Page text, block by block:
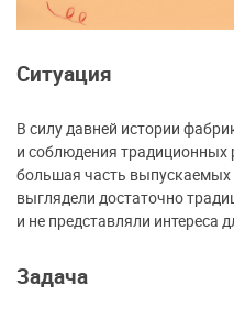
Ситуация
В силу давней истории
и соблюдения традиционных
большая часть
выглядели достаточно
и не представляли интереса
Задача